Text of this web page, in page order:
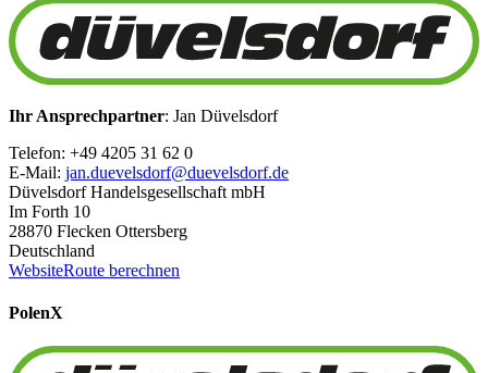
Ihr Ansprechpartner: Jan Düvelsdorf
Telefon: +49 4205 31 62 0
E-Mail: jan.duevelsdorf@duevelsdorf.de
Düvelsdorf Handelsgesellschaft mbH
Im Forth 10
28870 Flecken Ottersberg
Deutschland
WebsiteRoute berechnen
PolenX